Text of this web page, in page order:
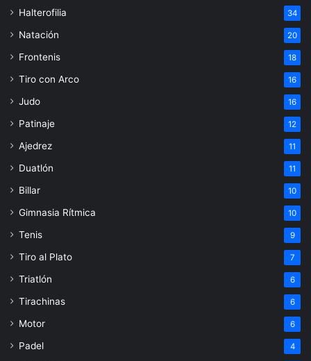
Halterofilia 34
Natación 20
Frontenis 18
Tiro con Arco 16
Judo 16
Patinaje 12
Ajedrez 11
Duatlón 11
Billar 10
Gimnasia Rítmica 10
Tenis 9
Tiro al Plato 7
Triatlón 6
Tirachinas 6
Motor 6
Padel 4